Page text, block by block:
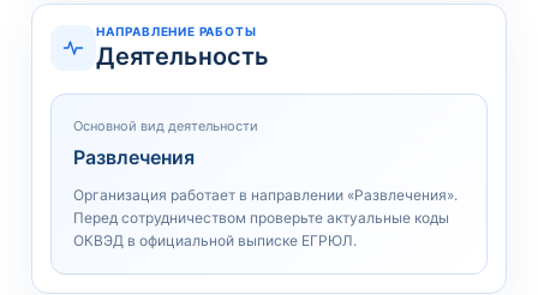
НАПРАВЛЕНИЕ РАБОТЫ
Деятельность
Основной вид деятельности
Развлечения
Организация работает в направлении «Развлечения».
Перед сотрудничеством проверьте актуальные коды
ОКВЭД в официальной выписке ЕГРЮЛ.